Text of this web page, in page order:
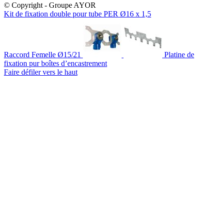
© Copyright - Groupe AYOR
Kit de fixation double pour tube PER Ø16 x 1,5
Raccord Femelle Ø15/21
Platine de
fixation pur boîtes d’encastrement
Faire défiler vers le haut